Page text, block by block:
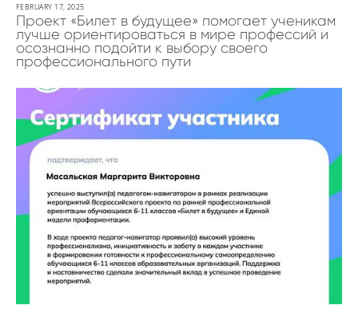
Проект «Билет в будущее» помогает ученикам
лучше ориентироваться в мире профессий и
осознанно подойти к выбору своего
профессионального пути
FEBRUARY 17, 2025